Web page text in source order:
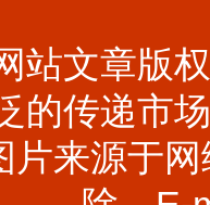
站文章版
的传递市
片来源于